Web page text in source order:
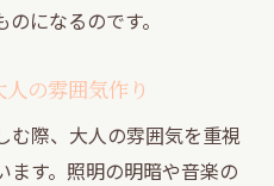
るシーシャの癒し空間
を感じるシーシャ時間
になるのです。
の雰囲気作り
む際、大人の雰囲気を重視
ます。照明の明暗や音楽の